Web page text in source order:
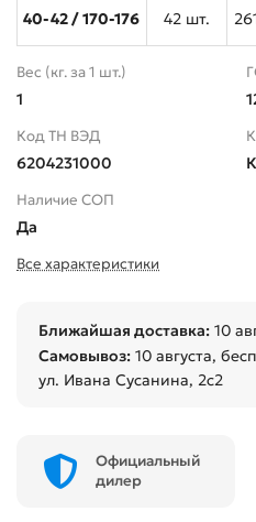
40-42 / 170-176 42 шт.
Вес (кг. за 1 шт.)
1
Код ТН ВЭД
6204231000
Наличие СОП
Да
Все характеристики
Ближайшая доставка: 10
Самовывоз: 10 августа,
ул. Ивана Сусанина, 2с2
Официальный
дилер